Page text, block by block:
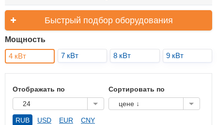
Быстрый подбор оборудования
Мощность
4 кВт
7 кВт 8 кВт 9 кВт
Отображать по
24
Сортировать по
цене ↓
RUB USD EUR CNY